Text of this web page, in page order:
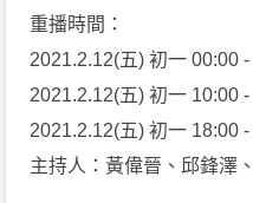
重播時間：
2021.2.12(五) 初一 00:00
2021.2.12(五) 初一 10:00
2021.2.12(五) 初一 18:00
主持人：黃偉晉、邱鋒澤